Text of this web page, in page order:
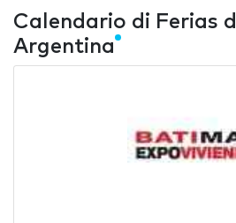
Calendario di Ferias
Argentina